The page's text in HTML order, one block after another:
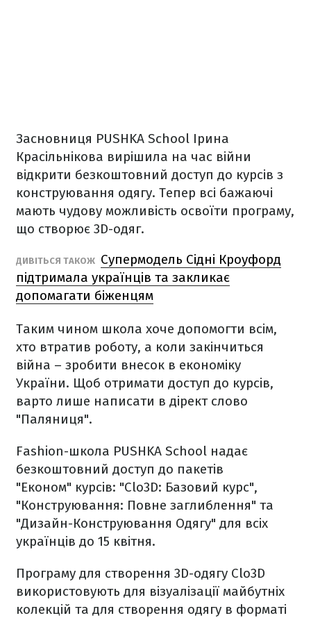
Засновниця PUSHKA School Ірина
Красільнікова вирішила на час війни
відкрити безкоштовний доступ до курсів з
конструювання одягу. Тепер всі бажаючі
мають чудову можливість освоїти програму,
що створює 3D-одяг.
ДИВІТЬСЯ ТАКОЖ Супермодель Сідні Кроуфорд
підтримала українців та закликає
допомагати біженцям
Таким чином школа хоче допомогти всім,
хто втратив роботу, а коли закінчиться
війна – зробити внесок в економіку
України. Щоб отримати доступ до курсів,
варто лише написати в дірект слово
"Паляниця".
Fashion-школа PUSHKA School надає
безкоштовний доступ до пакетів
"Економ" курсів: "Clo3D: Базовий курс",
"Конструювання: Повне заглиблення" та
"Дизайн-Конструювання Одягу" для всіх
українців до 15 квітня.
Програму для створення 3D-одягу Clo3D
використовують для візуалізації майбутніх
колекцій та для створення одягу в форматі